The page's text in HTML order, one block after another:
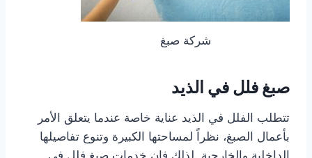
شركة صبغ
صبغ فلل في الذيد
تتطلب الفلل في الذيد عناية خاصة عندما يتعلق الأمر
بأعمال الصبغ، نظراً لمساحتها الكبيرة وتنوع تفاصيلها